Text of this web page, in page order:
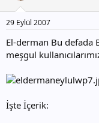
ş
t
a
t
r
i
h
29 Eylül 2007
El-derman Bu
meşgul
İşte İçerik: